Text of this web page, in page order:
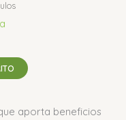
aporta beneficios